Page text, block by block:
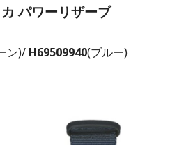
パワーリザーブ
ン)/ H69509940(ブルー)